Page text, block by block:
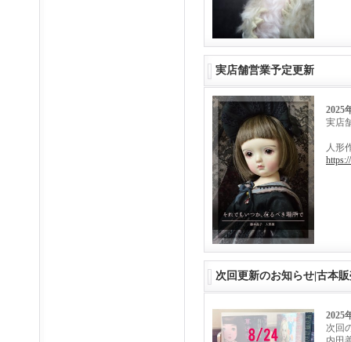
実店舗営業予定更新
2025
実店
人形
次回更新のお知らせ|古本
2025
次回